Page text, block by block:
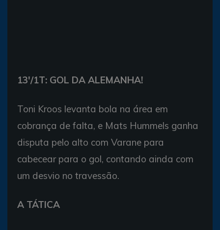
13′/1T: GOL DA ALEMANHA!
Toni Kroos levanta bola na área em
cobrança de falta, e Mats Hummels ganha
disputa pelo alto com Varane para
cabecear para o gol, contando ainda com
um desvio no travessão.
A TÁTICA